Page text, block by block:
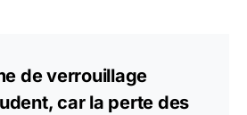
de verrouillage
car la perte des